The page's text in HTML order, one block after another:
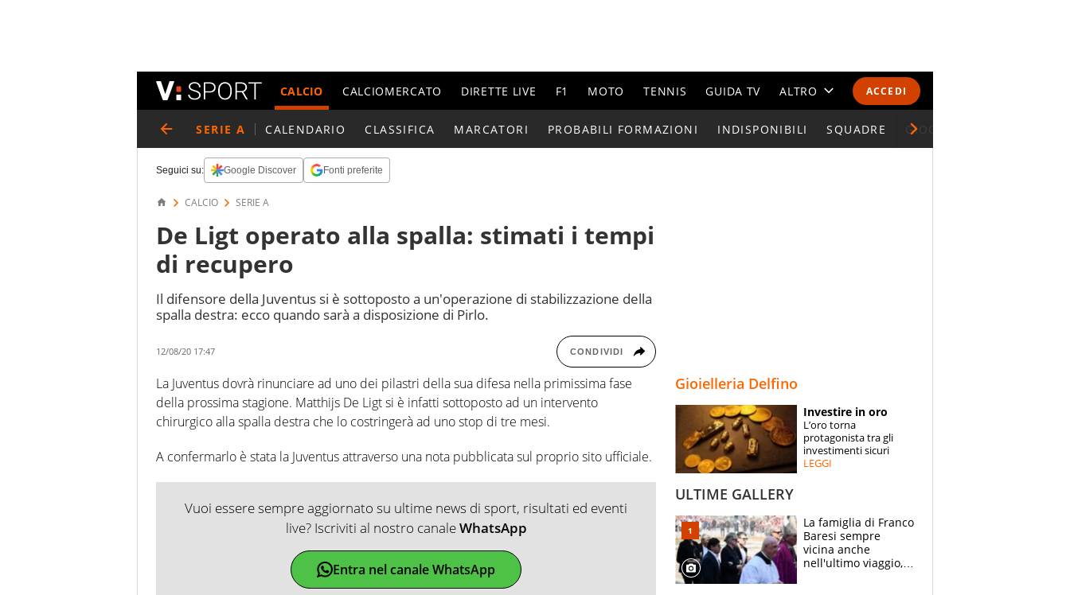
ACCEDI
CALCIO CALCIOMERCATO DIRETTE LIVE F1 MOTO TENNIS GUIDA TV ALTRO
CALENDARI E CLASSIFICHE
ESPERTI
CONTATTI
SERIE A CALENDARIO CLASSIFICA MARCATORI PROBABILI FORMAZIONI INDISPONIBILI SQUADRE GIOCATORI SERIE A
Seguici su: Google Discover Fonti preferite
CALCIO SERIE A
De Ligt operato alla spalla: stimati i tempi
di recupero
Il difensore della Juventus si è sottoposto a un'operazione di stabilizzazione della
spalla destra: ecco quando sarà a disposizione di Pirlo.
12/08/20 17:47 CONDIVIDI
La Juventus dovrà rinunciare ad uno dei pilastri della sua difesa nella primissima fase
della prossima stagione. Matthijs De Ligt si è infatti sottoposto ad un intervento
chirurgico alla spalla destra che lo costringerà ad uno stop di tre mesi.
A confermarlo è stata la Juventus attraverso una nota pubblicata sul proprio sito ufficiale.
Vuoi essere sempre aggiornato su ultime news di sport, risultati ed eventi
live? Iscriviti al nostro canaleWhatsApp
Entra nel canale WhatsApp
Gioielleria Delfino
Investire in oro
L’oro torna
protagonista tra gli
investimenti sicuri
LEGGI
ULTIME GALLERY
La famiglia di Franco
Baresi sempre
vicina anche
nell'ultimo viaggio,